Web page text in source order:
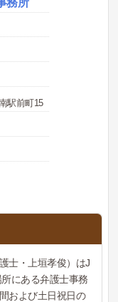
務所
駅前町15
士・上垣孝俊）はJ
にある弁護士事務
および土日祝日の